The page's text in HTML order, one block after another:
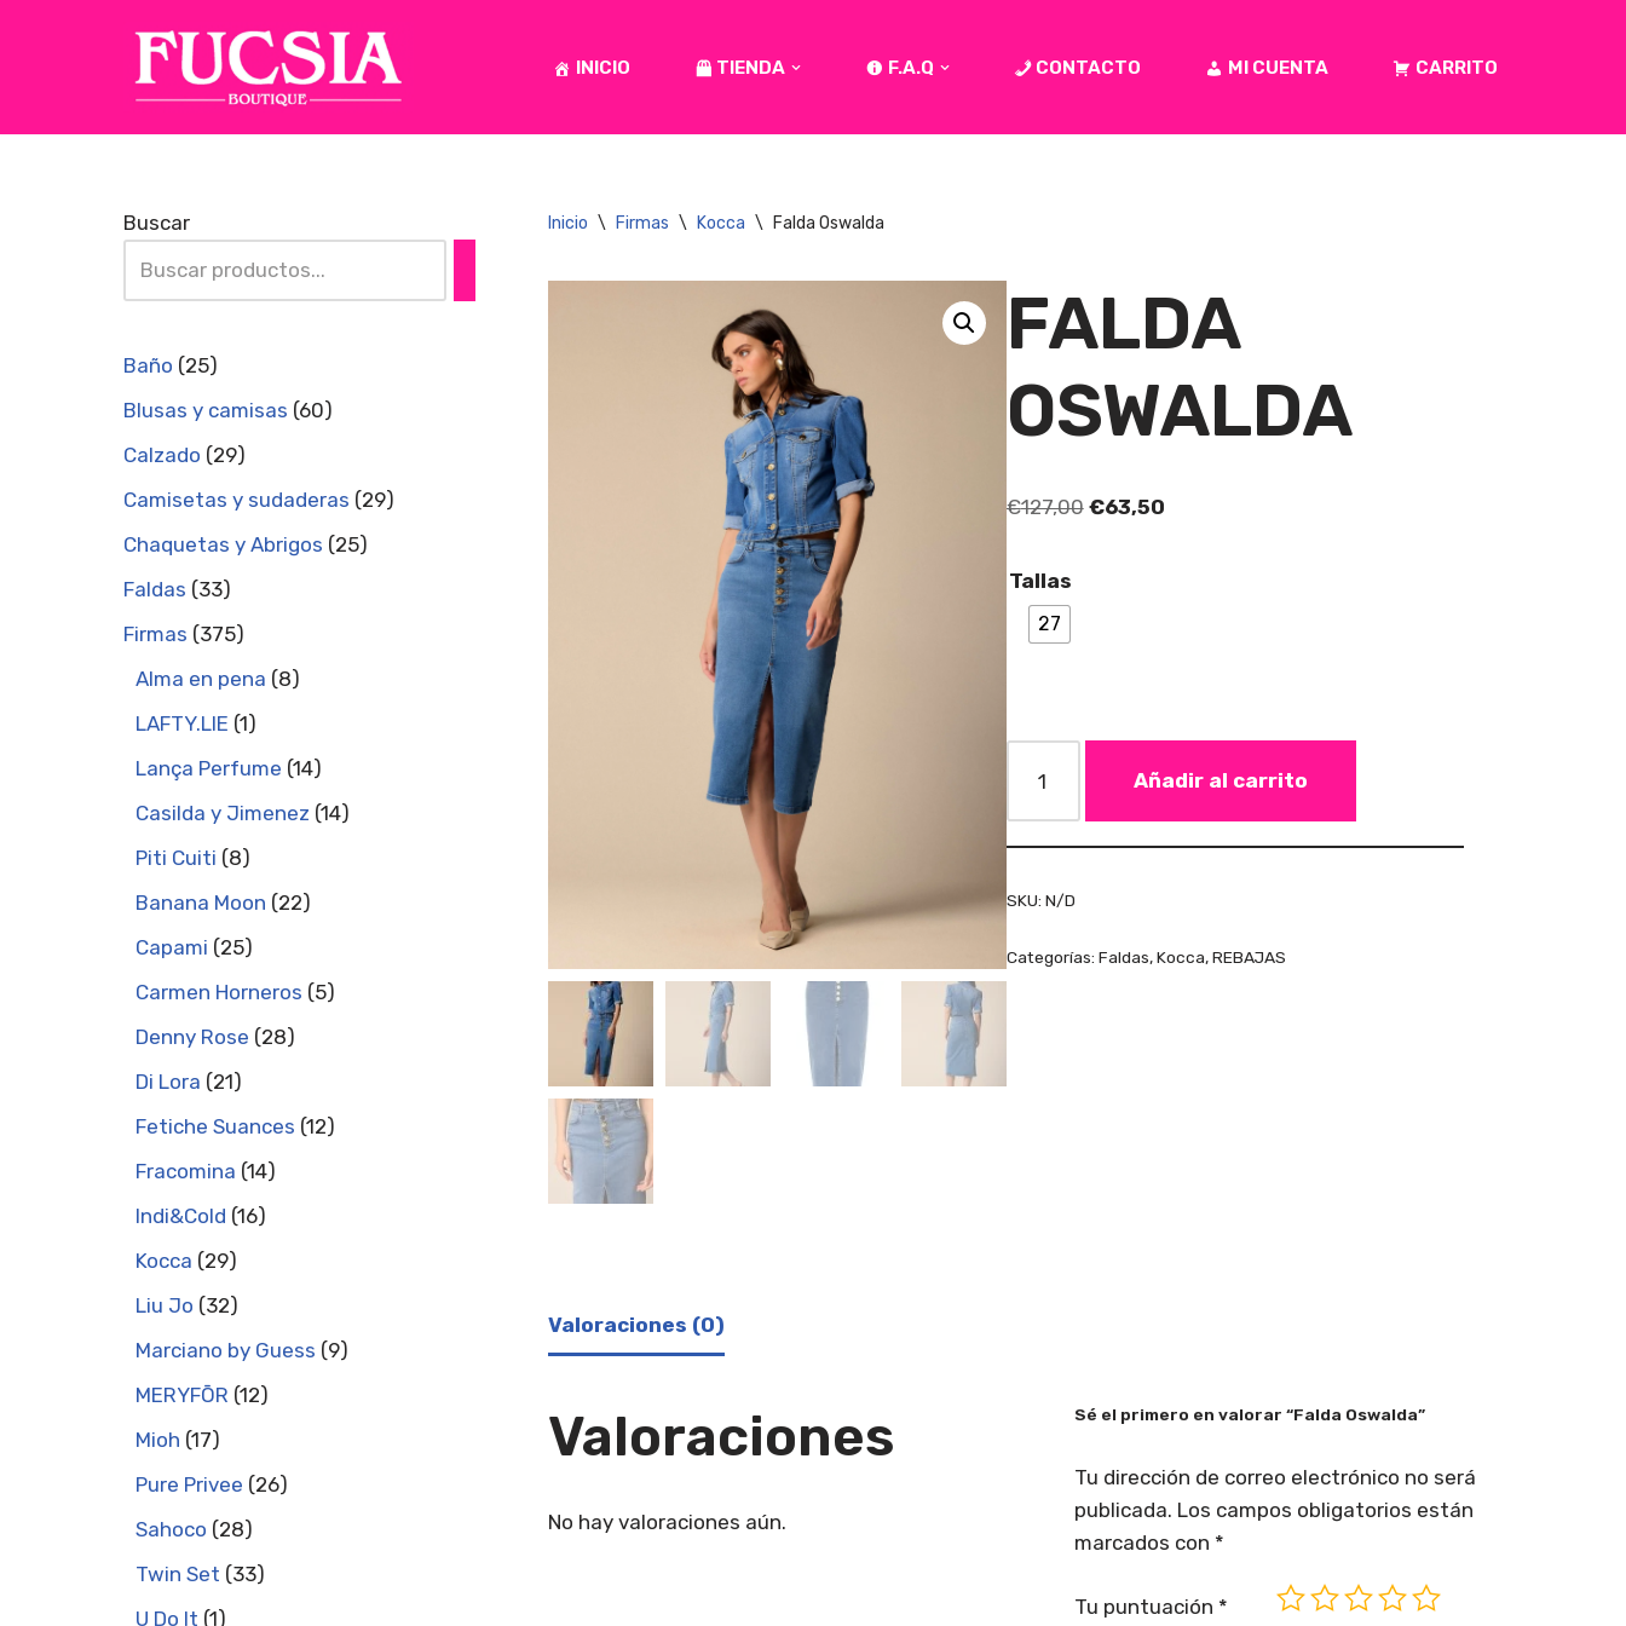
contenido
INICIO TIENDA F.A.Q CONTACTO MI CUENTA CARRITO
Buscar
Baño 25
Blusas y camisas 60
Calzado 29
Camisetas y sudaderas 29
Chaquetas y Abrigos 25
Faldas 33
Firmas 375
Alma en pena 8
LAFTY.LIE 1
Lança Perfume 14
Casilda y Jimenez 14
Piti Cuiti 8
Banana Moon 22
Capami 25
Carmen Horneros 5
Denny Rose 28
Di Lora 21
Fetiche Suances 12
Fracomina 14
Indi&Cold 16
Kocca 29
Liu Jo 32
Marciano by Guess 9
MERYFŌR 12
Mioh 17
Pure Privee 26
Sahoco 28
Twin Set 33
U Do It 1
Inicio \ Firmas \ Kocca \ Falda Oswalda
FALDA
OSWALDA
€127,00 €63,50
Tallas
27
Añadir al carrito
SKU: N/D
Categorías: Faldas,Kocca,REBAJAS
Valoraciones (0)
Valoraciones
No hay valoraciones aún.
Sé el primero en valorar “Falda Oswalda”
Tu dirección de correo electrónico no será
publicada. Los campos obligatorios están
marcados con *
Tu puntuación *